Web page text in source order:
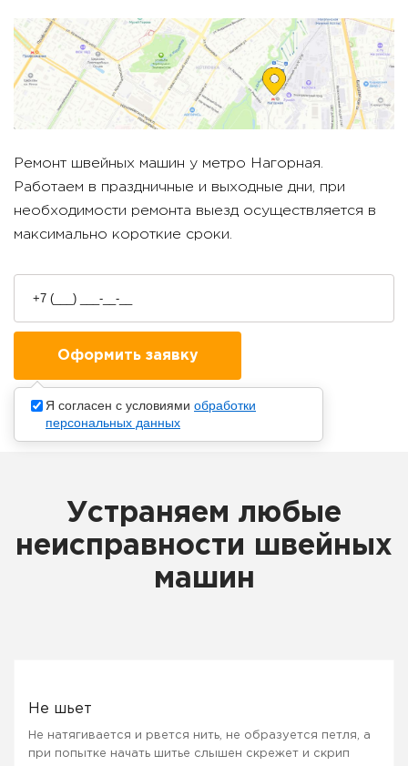
Ремонт швейных машин у метро Нагорная
Работаем в праздничные и выходные дни, при
необходимости ремонта выезд осуществляется в
максимально короткие сроки.
Устраняем любые
неисправности швейных
машин
Не шьет
Не натягивается и рвется нить, не образуется петля, а
при попытке начать шитье слышен скрежет и скрип
Я согласен с условиями обработки
персональных данных